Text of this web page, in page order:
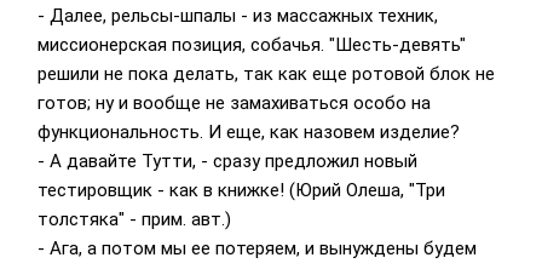
- Далее, рельсы-шпалы - из массажных техник,
миссионерская позиция, собачья. "Шесть-девять"
решили не пока делать, так как еще ротовой блок не
готов; ну и вообще не замахиваться особо на
функциональность. И еще, как назовем изделие?
- А давайте Тутти, - сразу предложил новый
тестировщик - как в книжке! (Юрий Олеша, "Три
толстяка" - прим. авт.)
- Ага, а потом мы ее потеряем, и вынуждены будем